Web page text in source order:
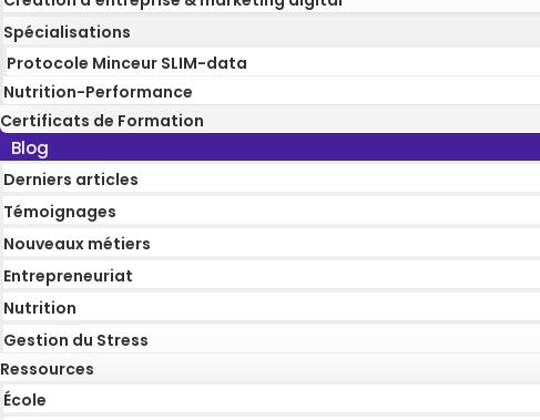
Spécialisations
Protocole Minceur SLIM-data
Nutrition-Performance
Certificats de Formation
Blog
Derniers articles
Témoignages
Nouveaux métiers
Entrepreneuriat
Nutrition
Gestion du Stress
Ressources
École